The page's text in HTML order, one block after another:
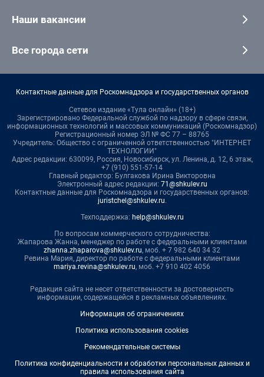
Наши вакансии
Все города сети
Контактные данные для Роскомнадзора и государственных органов
Сетевое издание «Тула онлайн» (18+)
Зарегистрировано Федеральной службой по надзору в сфере связи,
информационных технологий и массовых коммуникаций (Роскомнадзор)
Регистрационный номер ЭЛ № ФС 77 – 88765
Учредитель: Общество с ограниченной ответственностью "ИНТЕРНЕТ
ТЕХНОЛОГИИ"
Адрес редакции: 630099, Россия, Новосибирск, ул. Ленина, д. 12, 6 этаж,
+7 (910) 551-57-14
Главный редактор: Булгакова Ирина Викторовна
Электронный адрес редакции: 71@shkulev.ru
Контактные данные для Роскомнадзора и государственных органов:
juristchel@shkulev.ru.
Техподдержка: help@shkulev.ru
По вопросам коммерческого сотрудничества:
Жапарова Жанна, менеджер по работе с федеральными клиентами
zhanna.zhaparova@shkulev.ru, моб. + 7 982 640 34 32
Ревина Мария, директор по работе с федеральными клиентами
mariya.revina@shkulev.ru, моб. +7 910 402 4056
Редакция сайта не несет ответственности за достоверность
информации, содержащейся в рекламных объявлениях.
Информация об ограничениях
Политика использования cookies
Рекомендательные системы
Политика конфиденциальности и обработки персональных данных и
правила использования сайта